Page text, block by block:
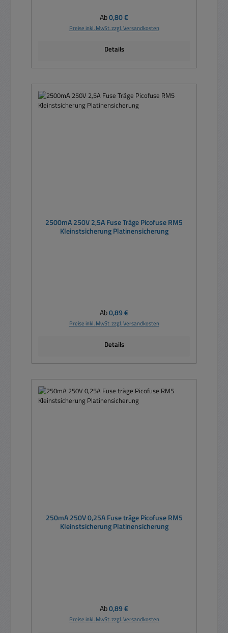
Regulärer Preis:
Ab0,80 €
Preise inkl. MwSt. zzgl. Versandkosten
Details
2500mA 250V 2,5A Fuse Träge Picofuse RM5
Kleinstsicherung Platinensicherung
Regulärer Preis:
Ab0,89 €
Preise inkl. MwSt. zzgl. Versandkosten
Details
250mA 250V 0,25A Fuse träge Picofuse RM5
Kleinstsicherung Platinensicherung
Regulärer Preis:
Ab0,89 €
Preise inkl. MwSt. zzgl. Versandkosten